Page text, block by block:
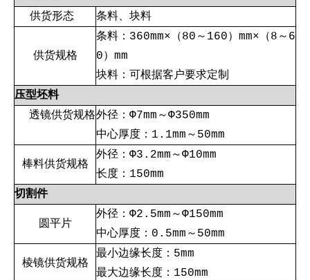
供货形态
条料、块料
供货规格
条料：360mm×（80～160）mm×（8～6
0）mm
块料：可根据客户要求定制
压型坯料
透镜供货规格外径：Ф7mm～Ф350mm
中心厚度：1.1mm～50mm
棒料供货规格
外径：Ф3.2mm～Ф10mm
长度：150mm
切割件
圆平片
外径：Ф2.5mm～Ф150mm
中心厚度：0.5mm～50mm
棱镜供货规格
最小边缘长度：5mm
最大边缘长度：150mm